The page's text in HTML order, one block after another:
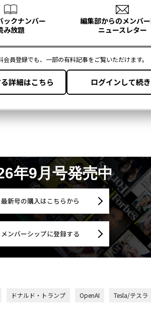
年9月号発売中
最新号の購入はこちらから
メンバーシップに登録する
ドナルド・トランプ OpenAI Tesla/テスラ